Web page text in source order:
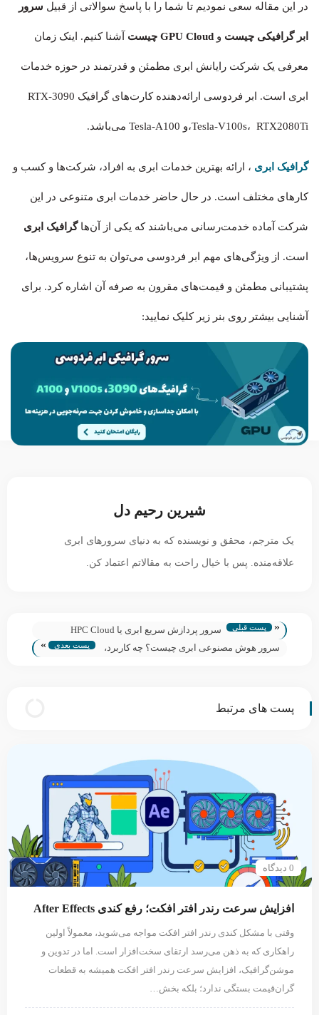
در این مقاله سعی نمودیم تا شما را با پاسخ سوالاتی از قبیل سرور
ابر گرافیکی چیست و GPU Cloud چیست آشنا کنیم. اینک زمان
معرفی یک شرکت رایانش ابری مطمئن و قدرتمند در حوزه خدمات
ابری است. ابر فردوسی ارائه‌دهنده کارت‌های گرافیک RTX-3090
،Tesla-V100s، RTX2080Tiو Tesla-A100 می‌باشد.
گرافیک ابری ، ارائه بهترین خدمات ابری به افراد، شرکت‌ها و کسب و
کارهای مختلف است. در حال حاضر خدمات ابری متنوعی در این
شرکت آماده خدمت‌رسانی می‌باشند که یکی از آن‌ها گرافیک ابری
است. از ویژگی‌های مهم ابر فردوسی می‌توان به تنوع سرویس‌ها،
پشتیبانی مطمئن و قیمت‌های مقرون به صرفه آن اشاره کرد. برای
آشنایی بیشتر روی بنر زیر کلیک نمایید:
شیرین رحیم دل
یک مترجم، محقق و نویسنده که به دنیای سرورهای ابری
علاقه‌منده. پس با خیال راحت به مقالاتم اعتماد کن.
« پست قبلی
سرور پردازش سریع ابری یا HPC Cloud
چیست؟
سرور هوش مصنوعی ابری چیست؟ چه کاربرد،
پست بعدی »
پست های مرتبط
0 دیدگاه
افزایش سرعت رندر افتر افکت؛ رفع کندی After Effects
وقتی با مشکل کندی رندر افتر افکت مواجه می‌شوید، معمولاً اولین
راهکاری که به ذهن می‌رسد ارتقای سخت‌افزار است. اما در تدوین و
موشن‌گرافیک، افزایش سرعت رندر افتر افکت همیشه به قطعات
گران‌قیمت بستگی ندارد؛ بلکه بخش…